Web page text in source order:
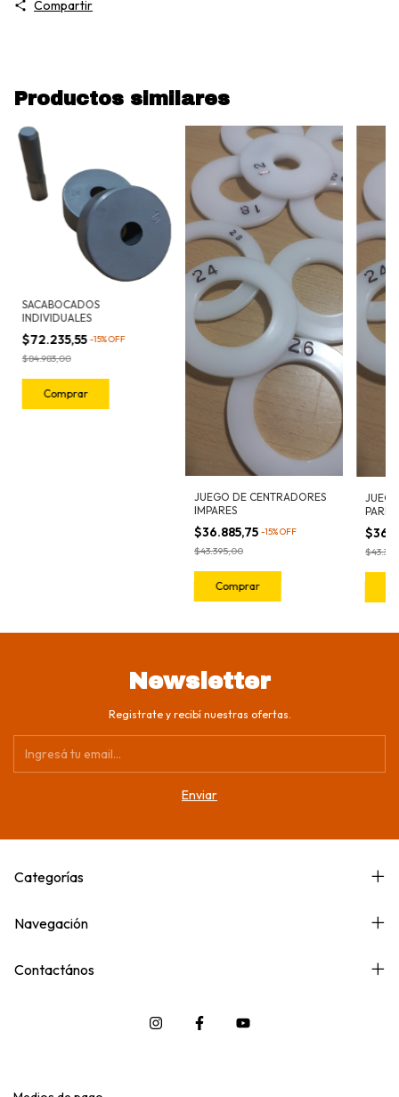
Compartir
Productos similares
SACABOCADOS
INDIVIDUALES
$72.235,55-15%OFF
$84.983,00
Comprar
JUEGO DE CENTRADORES
IMPARES
$36.885,75 -15%OFF
$43.395,00
PARES
Newsletter
Registrate y recibí nuestras ofertas.
Categorías
Navegación
Contactános